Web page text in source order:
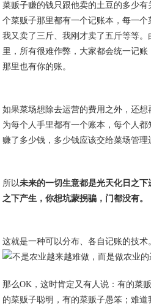
菜贩子赚的钱只跟他卖的土豆的多少
个菜贩子那里都有一个记账本，每一个
我又卖了三斤、我刚才卖了五斤等等
里，所有很难作弊，大家都会统一记
那里也有你的账。
如果菜场想除去运营的费用之外，还
为每个人手里都有一个账本，每个人
赚了多少钱，多少钱应该交给菜场管理
所以未来的一切生意都是光天化日之
之下产生，你想坑蒙拐骗，门都没有。
这就是一种可以分布、各自记账的技术
那么OK，这时肯定又有人说：有的菜
的菜贩子聪明，有的菜贩子愚笨；难道